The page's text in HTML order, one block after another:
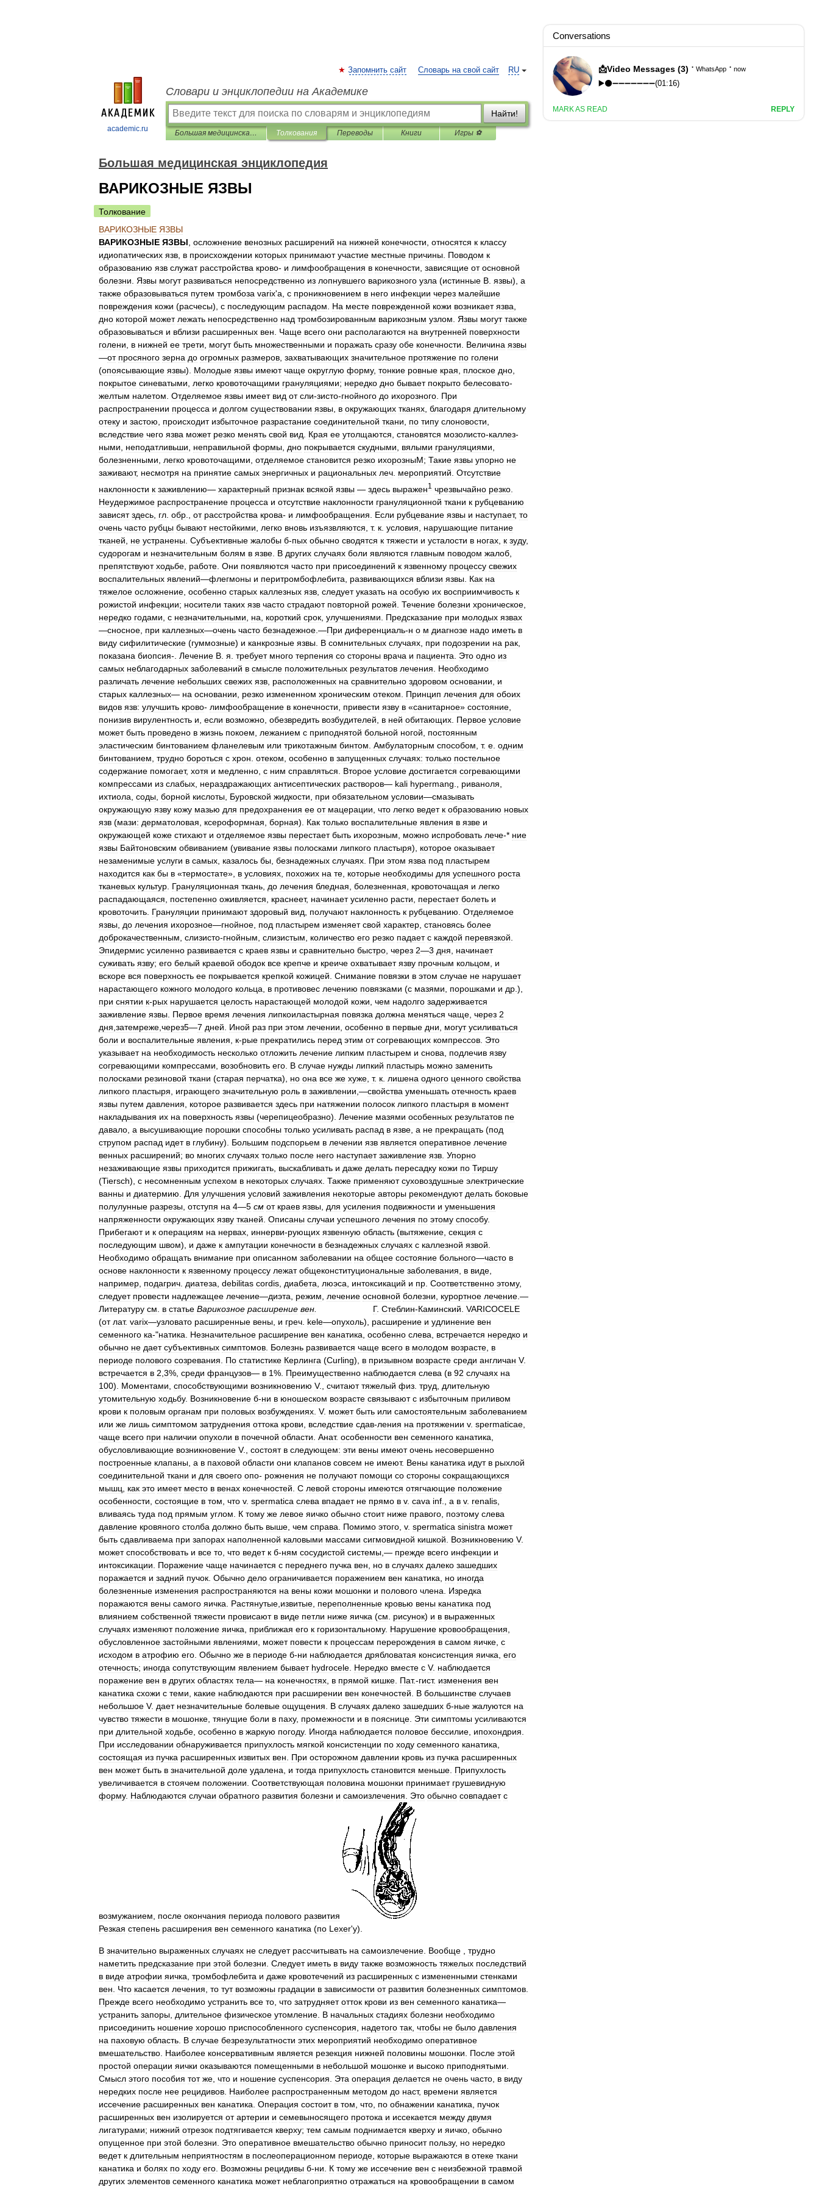
academic.ru
RU
Запомнить сайт Словарь на свой сайт
Словари и энциклопедии на Академике
Найти!
Большая медицинская энциклопедия Толкования Переводы Книги Игры ⚽
Большая медицинская энциклопедия
ВАРИКОЗНЫЕ ЯЗВЫ
Толкование
ВАРИКОЗНЫЕ ЯЗВЫ
ВАРИКОЗНЫЕ ЯЗВЫ осложнение венозных расширений на нижней конечности относятся к классу
идиопатических язв в происхождении которых принимают участие местные причины Поводом к
образованию язв служат расстройства крово- и лимфообращения в конечности зависящие от основной
болезни
Язвы могут развиваться непосредственно из лопнувшего варикозного узла (истинные В язвы), а
также образовываться путем тромбоза varix'a с проникновением в него инфекции через малейшие
повреждения кожи (расчесы), с последующим распадом На месте поврежденной кожи возникает язва
дно которой может лежать непосредственно над тромбозированным варикозным узлом Язвы могут также
образовываться и вблизи расширенных вен Чаще всего они располагаются на внутренней поверхности
голени
в нижней ее трети могут быть множественными и поражать сразу обе конечности Величина язвы
—от просяного зерна до огромных размеров захватывающих значительное протяжение по голени
(опоясывающие язвы). Молодые язвы имеют чаще округлую форму, тонкие ровные края плоское дно
покрытое синеватыми легко кровоточащими грануляциями; нередко дно бывает покрыто белесовато-
желтым налетом Отделяемое язвы имеет вид от сли-зисто-гнойного до ихорозного При
распространении процесса и долгом существовании язвы в окружающих тканях благодаря длительному
отеку и застою происходит избыточное разрастание соединительной ткани по типу слоновости
вследствие чего язва может резко менять свой вид Края ее утолщаются становятся мозолисто-каллез-
ными
неподатливьши неправильной формы дно покрывается скудными вялыми грануляциями
болезненными
легко кровоточащими отделяемое становится резко ихорозныМ; Такие язвы упорно не
заживают, несмотря на принятие самых энергичных и рациональных леч мероприятий Отсутствие
наклонности к заживлению— характерный признак всякой язвы — здесь выражен1 чрезвычайно резко
Неудержимое распространение процесса и отсутствие наклонности грануляционной ткани к рубцеванию
зависят здесь гл обр от расстройства крова- и лимфообращения Если рубцевание язвы и наступает, то
очень часто рубцы бывают нестойкими легко вновь изъязвляются т. к условия нарушающие питание
тканей
не устранены Субъективные жалобы б-пых обычно сводятся к тяжести и усталости в ногах к зуду,
судорогам и незначительным болям в язве В других случаях боли являются главным поводом жалоб
препятствуют ходьбе работе Они появляются часто при присоединений к язвенному процессу свежих
воспалительных явлений—флегмоны и перитромбофлебита развивающихся вблизи язвы Как на
тяжелое осложнение особенно старых каллезных язв следует указать на особую их восприимчивость к
рожистой инфекции; носители таких язв часто страдают повторной рожей Течение болезни хроническое
нередко годами с незначительными на короткий срок улучшениями Предсказание при молодых язвах
—сносное при каллезных—очень часто безнадежное .—При диференциаль-н о м диагнозе надо иметь в
виду сифилитические (гуммозные) и канкрозные язвы В сомнительных случаях при подозрении на рак
показана биопсия-. Лечение В я требует много терпения со стороны врача и пациента Это одно из
самых неблагодарных заболеваний в смысле положительных результатов лечения
Необходимо
различать лечение небольших свежих язв расположенных на сравнительно здоровом основании
и
старых каллезных— на основании резко измененном хроническим отеком Принцип лечения для обоих
видов язв: улучшить крово- лимфообращение в конечности привести язву в «санитарное» состояние
понизив вирулентность и если возможно обезвредить возбудителей в ней обитающих Первое условие
может быть проведено в жизнь покоем лежанием с приподнятой больной ногой
постоянным
эластическим бинтованием фланелевым или трикотажным бинтом Амбулаторным способом т. е одним
бинтованием трудно бороться с хрон отеком особенно в запущенных случаях: только постельное
содержание помогает, хотя и медленно с ним справляться Второе условие достигается согревающими
компрессами из слабых нераздражающих антисептических растворов— kali hypermang риваноля
ихтиола соды борной кислоты Буровской жидкости при обязательном условии—смазывать
окружающую язву кожу мазью для предохранения ее от мацерации что легко ведет к образованию новых
язв (мази: дерматоловая ксероформная борная). Как только воспалительные явления в язве и
окружающей коже стихают и отделяемое язвы перестает быть ихорозным можно испробовать лече-* ние
язвы Байтоновским обвиванием (увивание язвы полосками липкого пластыря), которое оказывает
незаменимые услуги в самых казалось бы безнадежных случаях При этом язва под пластырем
находится как бы в «термостате», в условиях похожих на те которые необходимы для успешного роста
тканевых культур Грануляционная ткань до лечения бледная болезненная кровоточащая и легко
распадающаяся
постепенно оживляется краснеет, начинает усиленно расти перестает болеть и
кровоточить Грануляции принимают здоровый вид получают наклонность к рубцеванию Отделяемое
язвы до лечения ихорозное—гнойное под пластырем изменяет свой характер становясь более
доброкачественным слизисто-гнойным слизистым количество его резко падает с каждой перевязкой
Эпидермис усиленно развивается с краев язвы и сравнительно быстро через 2—3 дня
начинает
суживать язву; его белый краевой ободок все крепче и креиче охватывает язву прочным кольцом
и
вскоре вся поверхность ее покрывается крепкой кожицей Снимание повязки в этом случае не нарушает
нарастающего кожного молодого кольца в противовес лечению повязками (с мазями порошками и др .),
при снятии к-рых нарушается целость нарастающей молодой кожи чем надолго задерживается
заживление язвы Первое время лечения липкоиластырная повязка должна меняться чаще через 2
дня затемреже через5—7 дней Иной раз при этом лечении особенно в первые дни могут усиливаться
боли и воспалительные явления к-рые прекратились перед этим от согревающих компрессов Это
указывает на необходимость несколько отложить лечение липким пластырем и снова подлечив язву
согревающими компрессами возобновить его В случае нужды липкий пластырь можно заменить
полосками резиновой ткани (старая перчатка), но она все же хуже т. к лишена одного ценного свойства
липкого пластыря играющего значительную роль в заживлении ,—свойства уменьшать отечность краев
язвы путем давления которое развивается здесь при натяжении полосок липкого пластыря в момент
накладывания их на поверхность язвы (черепицеобразно). Лечение мазями особенных результатов пе
давало а высушивающие порошки способны только усиливать распад в язве а не прекращать (под
струпом распад идет в глубину). Большим подспорьем в лечении язв является оперативное лечение
венных расширений; во многих случаях только после него наступает заживление язв Упорно
незаживающие язвы приходится прижигать выскабливать и даже делать пересадку кожи по Тиршу
(Tiersch), с несомненным успехом в некоторых случаях Также применяют суховоздушные электрические
ванны и диатермию Для улучшения условий заживления некоторые авторы рекомендуют делать боковые
полулунные разрезы отступя на 4—5 см от краев язвы для усиления подвижности и уменьшения
напряженности окружающих язву тканей Описаны случаи успешного лечения по этому способу.
Прибегают и к операциям на нервах иннерви-рующих язвенную область (вытяжение секция с
последующим швом), и даже к ампутации конечности в безнадежных случаях с каллезной язвой
Необходимо обращать внимание при описанном заболевании на общее состояние больного—часто в
основе наклонности к язвенному процессу лежат общеконституциональные заболевания в виде
например подагрич диатеза debilitas cordis диабета люэса интоксикаций и пр Соответственно этому,
следует провести надлежащее лечение—диэта режим лечение основной болезни курортное лечение .—
Литературу см в статье Варикозное расширение вен Г. Стеблин-Каминский VARICOCELE
(от лат. varix—узловато расширенные вены и греч kele—опухоль), расширение и удлинение вен
семенного ка-"натика Незначительное расширение вен канатика особенно слева встречается нередко и
обычно не дает субъективных симптомов Болезнь развивается чаще всего в молодом возрасте в
периоде полового созревания По статистике Керлинга (Curling), в призывном возрасте среди англичан V.
встречается в 2 3%, среди французов— в 1%. Преимущественно наблюдается слева (в 92 случаях на
100). Моментами способствующими возникновению V., считают тяжелый физ труд
длительную
утомительную ходьбу. Возникновение б-ни в юношеском возрасте связывают с избыточным приливом
крови к половым органам при половых возбуждениях V. может быть или самостоятельным заболеванием
или же лишь симптомом затруднения оттока крови вследствие сдав-ления на протяжении v. spermaticae
чаще всего при наличии опухоли в почечной области Анат. особенности вен семенного канатика
обусловливающие возникновение V., состоят в следующем: эти вены имеют очень несовершенно
построенные клапаны а в паховой области они клапанов совсем не имеют. Вены канатика идут в рыхлой
соединительной ткани и для своего опо- рожнения не получают помощи со стороны сокращающихся
мышц
как это имеет место в венах конечностей С левой стороны имеются отягчающие положение
особенности состоящие в том что v. spermatica слева впадает не прямо в v. cava inf а в v. renalis
вливаясь туда под прямым углом К тому же левое яичко обычно стоит ниже правого поэтому слева
давление кровяного столба должно быть выше чем справа Помимо этого v. spermatica sinistra может
быть сдавливаема при запорах наполненной каловыми массами сигмовидной кишкой Возникновению V.
может способствовать и все то что ведет к б-ням сосудистой системы ,— прежде всего инфекции и
интоксикации
Поражение чаще начинается с переднего пучка вен но в случаях далеко зашедших
поражается и задний пучок Обычно дело ограничивается поражением вен канатика но иногда
болезненные изменения распространяются на вены кожи мошонки и полового члена
Изредка
поражаются вены самого яичка Растянутые извитые переполненные кровью вены канатика под
влиянием собственной тяжести провисают в виде петли ниже яичка (см рисунок) и в выраженных
случаях изменяют положение яичка приближая его к горизонтальному. Нарушение кровообращения
обусловленное застойными явлениями может повести к процессам перерождения в самом яичке с
исходом в атрофию его Обычно же в периоде б-ни наблюдается дрябловатая консистенция яичка его
отечность; иногда сопутствующим явлением бывает hydrocele Нередко вместе с V. наблюдается
поражение вен в других областях тела— на конечностях в прямой кишке Пат.-гист. изменения вен
канатика схожи с теми какие наблюдаются при расширении вен конечностей В большинстве случаев
небольшое V. дает незначительные болевые ощущения В случаях далеко зашедших б-ные жалуются на
чувство тяжести в мошонке тянущие боли в паху, промежности и в пояснице Эти симптомы усиливаются
при длительной ходьбе особенно в жаркую погоду. Иногда наблюдается половое бессилие ипохондрия
При исследовании обнаруживается припухлость мягкой консистенции по ходу семенного канатика
состоящая из пучка расширенных извитых вен При осторожном давлении кровь из пучка расширенных
вен может быть в значительной доле удалена и тогда припухлость становится меньше Припухлость
увеличивается в стоячем положении Соответствующая половина мошонки принимает грушевидную
форму. Наблюдаются случаи обратного развития болезни и самоизлечения Это обычно совпадает с
возмужанием после окончания периода полового развития
Резкая степень расширения вен семенного канатика (по Lexer'y).
В значительно выраженных случаях не следует рассчитывать на самоизлечение Вообще
трудно
наметить предсказание при этой болезни Следует иметь в виду также возможность тяжелых последствий
в виде атрофии яичка тромбофлебита и даже кровотечений из расширенных с измененными стенками
вен
Что касается лечения то тут возможны градации в зависимости от развития болезненных симптомов
Прежде всего необходимо устранить все то что затрудняет отток крови из вен семенного канатика—
устранить запоры длительное физическое утомление В начальных стадиях болезни необходимо
присоединить ношение хорошо приспособленного суспенсория надетого так чтобы не было давления
на паховую область В случае безрезультатности этих мероприятий необходимо оперативное
вмешательство Наиболее консервативным является резекция нижней половины мошонки После этой
простой операции яички оказываются помещенными в небольшой мошонке и высоко приподнятыми
Смысл этого пособия тот же что и ношение суспенсория Эта операция делается не очень часто в виду
нередких после нее рецидивов Наиболее распространенным методом до наст, времени является
иссечение расширенных вен канатика Операция состоит в том что по обнажении канатика
пучок
расширенных вен изолируется от артерии и семевыносящего протока и иссекается между двумя
лигатурами; нижний отрезок подтягивается кверху; тем самым поднимается кверху и яичко обычно
опущенное при этой болезни Это оперативное вмешательство обычно приносит пользу, но нередко
ведет к длительным неприятностям в послеоперационном периоде которые выражаются в отеке ткани
канатика и болях по ходу его Возможны рецидивы б-ни К тому же иссечение вен с неизбежной травмой
других элементов семенного канатика может неблагоприятно отражаться на кровообращении в самом